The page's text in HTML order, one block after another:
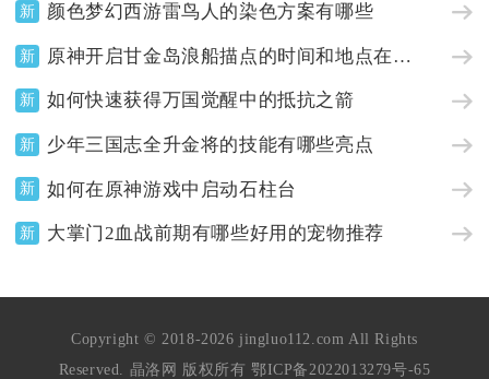
新 颜色梦幻西游雷鸟人的染色方案有哪些
新 原神开启甘金岛浪船描点的时间和地点在哪里
新 如何快速获得万国觉醒中的抵抗之箭
新 少年三国志全升金将的技能有哪些亮点
新 如何在原神游戏中启动石柱台
新 大掌门2血战前期有哪些好用的宠物推荐
Copyright © 2018-2026 jingluo112.com All Rights
Reserved. 晶洛网 版权所有 鄂ICP备2022013279号-65